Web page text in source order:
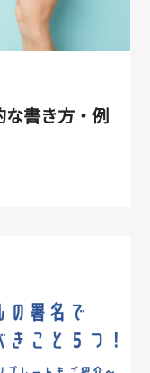
な書き方・例